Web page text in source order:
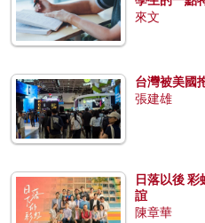
來文
台灣被美國
張建雄
日落以後
誼
陳章華